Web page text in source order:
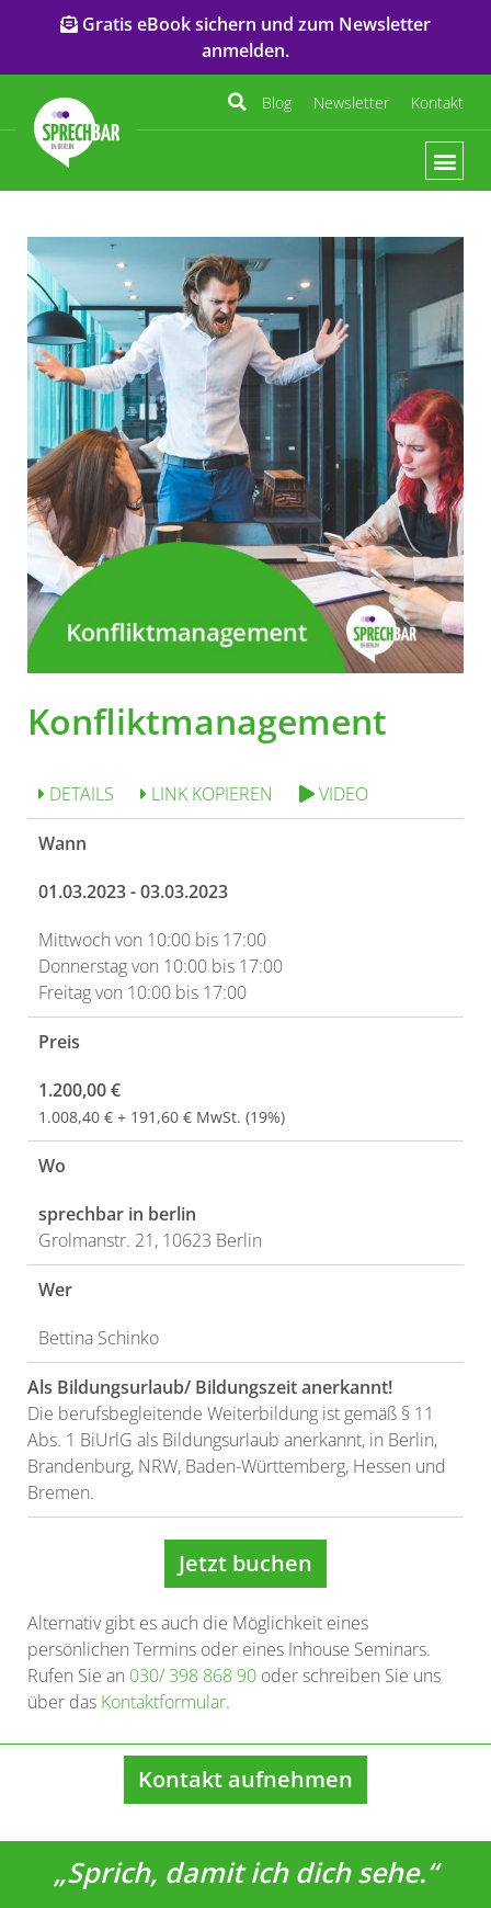
Gratis eBook sichern und zum Newsletter
anmelden.
Blog Newsletter Kontakt
Konfliktmanagement
DETAILS LINK KOPIEREN VIDEO
Wann
01.03.2023 - 03.03.2023
Mittwoch von 10:00 bis 17:00
Donnerstag von 10:00 bis 17:00
Freitag von 10:00 bis 17:00
Preis
1.200,00 €
1.008,40 € + 191,60 € MwSt. (19%)
Wo
sprechbar in berlin
Grolmanstr. 21, 10623 Berlin
Wer
Bettina Schinko
Als Bildungsurlaub/ Bildungszeit anerkannt!
Die berufsbegleitende Weiterbildung ist gemäß § 11
Abs. 1 BiUrlG als Bildungsurlaub anerkannt, in Berlin,
Brandenburg, NRW, Baden-Württemberg, Hessen und
Bremen.
Jetzt buchen
Alternativ gibt es auch die Möglichkeit eines
persönlichen Termins oder eines Inhouse Seminars.
Rufen Sie an 030/ 398 868 90 oder schreiben Sie uns
über das Kontaktformular.
Kontakt aufnehmen
„Sprich, damit ich dich sehe.“